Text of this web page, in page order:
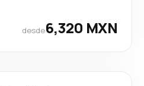
desde6,320 MXN